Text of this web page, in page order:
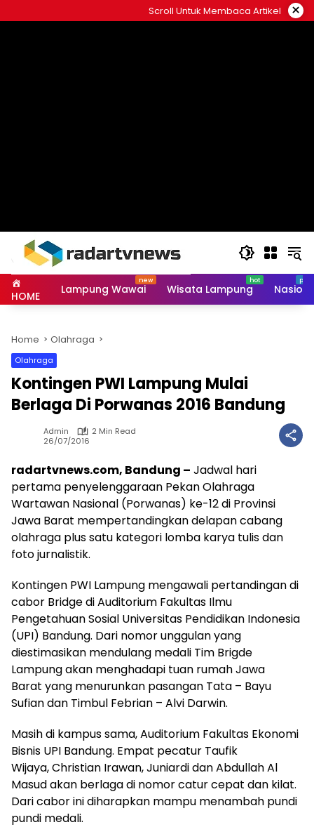
to
Scroll Untuk Membaca Artikel ×
HOME Lampung Wawai Wisata Lampung
Home Olahraga
Olahraga
Kontingen PWI Lampung Mulai
Berlaga Di Porwanas 2016 Bandung
Admin
2 Min Read
26/07/2016
radartvnews.com, Bandung – Jadwal hari
pertama penyelenggaraan Pekan Olahraga
Wartawan Nasional (Porwanas) ke-12 di Provinsi
Jawa Barat mempertandingkan delapan cabang
olahraga plus satu kategori lomba karya tulis dan
foto jurnalistik.
Kontingen PWI Lampung mengawali pertandingan di
cabor Bridge di Auditorium Fakultas Ilmu
Pengetahuan Sosial Universitas Pendidikan Indonesia
(UPI) Bandung. Dari nomor unggulan yang
diestimasikan mendulang medali Tim Brigde
Lampung akan menghadapi tuan rumah Jawa
Barat yang menurunkan pasangan Tata – Bayu
Sufian dan Timbul Febrian – Alvi Darwin.
Masih di kampus sama, Auditorium Fakultas Ekonomi
Bisnis UPI Bandung. Empat pecatur Taufik
Wijaya, Christian Irawan, Juniardi dan Abdullah Al
Masud akan berlaga di nomor catur cepat dan kilat.
Dari cabor ini diharapkan mampu menambah pundi
pundi medali.